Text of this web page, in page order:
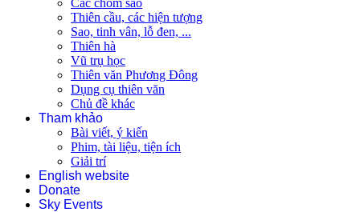
Các chòm sao
Thiên cầu, các hiện tượng
Sao, tinh vân, lỗ đen, ...
Thiên hà
Vũ trụ học
Thiên văn Phương Đông
Dụng cụ thiên văn
Chủ đề khác
Tham khảo
Bài viết, ý kiến
Phim, tài liệu, tiện ích
Giải trí
English website
Donate
Sky Events